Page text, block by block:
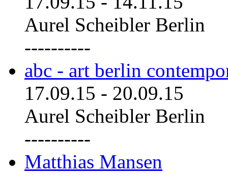
Aurel Scheibler Berlin
----------
abc - art berlin
17.09.15 - 20.09.15
Aurel Scheibler Berlin
----------
Matthias Mansen